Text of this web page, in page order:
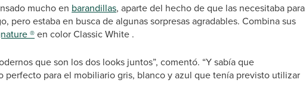
mucho en barandillas, aparte del hecho de que las necesitaba para
pero estaba en busca de algunas sorpresas agradables. Combina sus
®en color Classic White .
que son los dos looks juntos”, comentó. “Y sabía que
para el mobiliario gris, blanco y azul que tenía previsto utilizar